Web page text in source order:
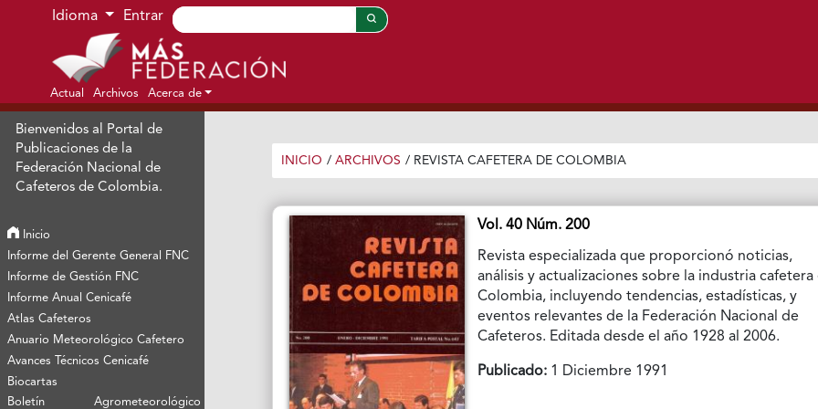
Ir al menú de navegación principal
Ir al contenido principal
Ir al pie de página del sitio
Idioma Entrar
Actual Archivos Acerca de
Bienvenidos al Portal de
Publicaciones de la
Federación Nacional de
Cafeteros de Colombia.
Inicio
Informe del Gerente General FNC
Informe de Gestión FNC
Informe Anual Cenicafé
Atlas Cafeteros
Anuario Meteorológico Cafetero
Avances Técnicos Cenicafé
Biocartas
Boletín Agrometeorológico
INICIO / ARCHIVOS / REVISTA CAFETERA DE COLOMBIA
Vol. 40 Núm. 200
Revista especializada que proporcionó noticias,
análisis y actualizaciones sobre la industria cafetera
Colombia, incluyendo tendencias, estadísticas, y
eventos relevantes de la Federación Nacional de
Cafeteros. Editada desde el año 1928 al 2006.
Publicado: 1 Diciembre 1991